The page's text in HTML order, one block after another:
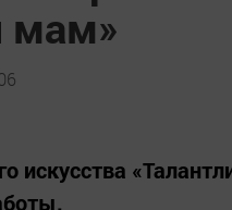
мам»
искусства